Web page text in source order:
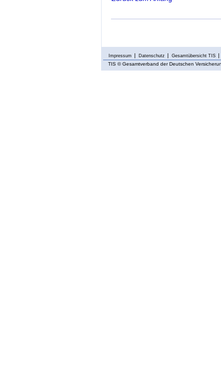
Impressum Datenschutz Gesamtübersicht TIS
TIS © Gesamtverband der Deutschen